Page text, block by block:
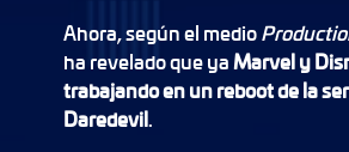
Ahora, según el medio
ha revelado que yaMarvel y
trabajando en un reboot de la
Daredevil.